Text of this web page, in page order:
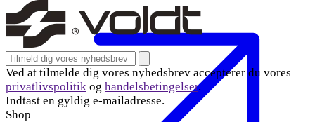
Email address for newsletter
Ved at tilmelde dig vores nyhedsbrev accepterer du vores
privatlivspolitik og handelsbetingelser.
Indtast en gyldig e-mailadresse.
Shop